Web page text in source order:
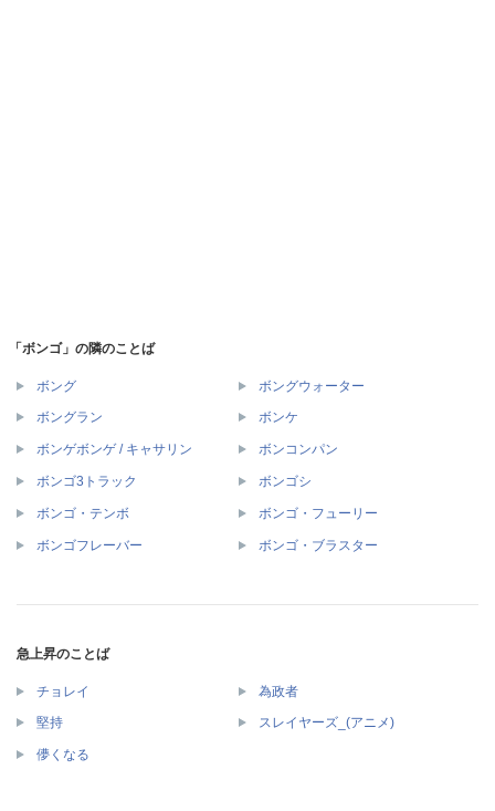
「ボンゴ」の隣のことば
ボング ボングウォーター
ボングラン ボンケ
ボンゲボンゲ / キャサリン ボンコンパン
ボンゴ3トラック ボンゴシ
ボンゴ・テンボ ボンゴ・フューリー
ボンゴフレーバー ボンゴ・ブラスター
急上昇のことば
チョレイ 為政者
堅持 スレイヤーズ_(アニメ)
儚くなる